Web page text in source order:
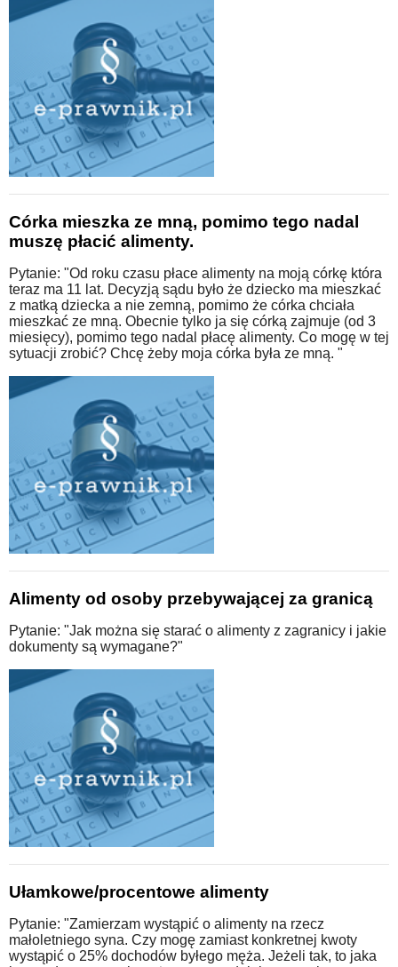
Córka mieszka ze mną, pomimo tego nadal
muszę płacić alimenty.
Pytanie: "Od roku czasu płace alimenty na moją córkę która
teraz ma 11 lat. Decyzją sądu było że dziecko ma mieszkać
z matką dziecka a nie zemną, pomimo że córka chciała
mieszkać ze mną. Obecnie tylko ja się córką zajmuje (od 3
miesięcy), pomimo tego nadal płacę alimenty. Co mogę w tej
sytuacji zrobić? Chcę żeby moja córka była ze mną. "
Alimenty od osoby przebywającej za granicą
Pytanie: "Jak można się starać o alimenty z zagranicy i jakie
dokumenty są wymagane?"
Ułamkowe/procentowe alimenty
Pytanie: "Zamierzam wystąpić o alimenty na rzecz
małoletniego syna. Czy mogę zamiast konkretnej kwoty
wystąpić o 25% dochodów byłego męża. Jeżeli tak, to jaka